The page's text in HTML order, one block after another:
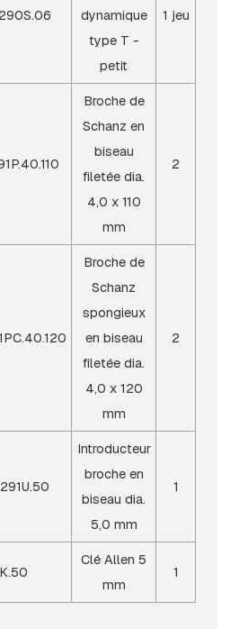
dynamique
type T -
petit
1 jeu
Broche de
Schanz en
biseau
filetée dia.
4,0 x 110
mm
2
Broche de
Schanz
spongieux
en biseau
filetée dia.
4,0 x 120
mm
2
Introducteur
broche en
biseau dia.
5,0 mm
1
Clé Allen 5
mm
1